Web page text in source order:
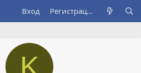
Вход Регистрация
K